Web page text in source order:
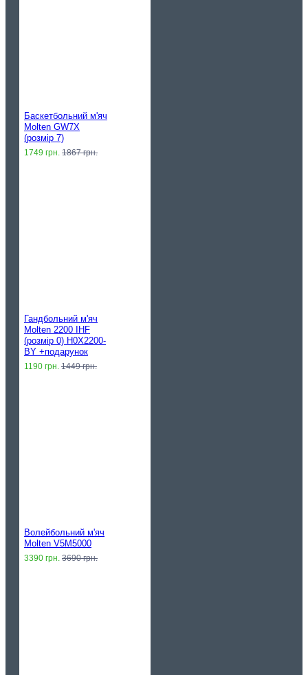
Баскетбольний м'яч
Molten GW7X
(розмір 7)
1749 грн. 1867 грн.
Гандбольний м'яч
Molten 2200 IHF
(розмір 0) H0X2200-
BY +подарунок
1190 грн. 1449 грн.
Волейбольний м'яч
Molten V5M5000
3390 грн. 3690 грн.